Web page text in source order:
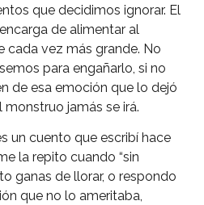
que decidimos ignorar. El
de alimentar al
cada vez más grande. No
para engañarlo, si no
de esa emoción que lo dejó
monstruo jamás se irá.
un cuento que escribí hace
la repito cuando “sin
ganas de llorar, o respondo
que no lo ameritaba,